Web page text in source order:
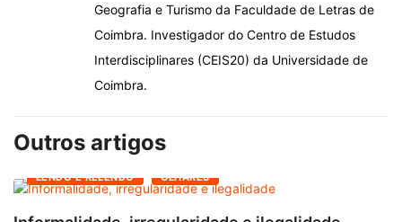
Geografia e Turismo da Faculdade de Letras de
Coimbra. Investigador do Centro de Estudos
Interdisciplinares (CEIS20) da Universidade de
Coimbra.
Outros artigos
LENDO E RELENDO OLHARES